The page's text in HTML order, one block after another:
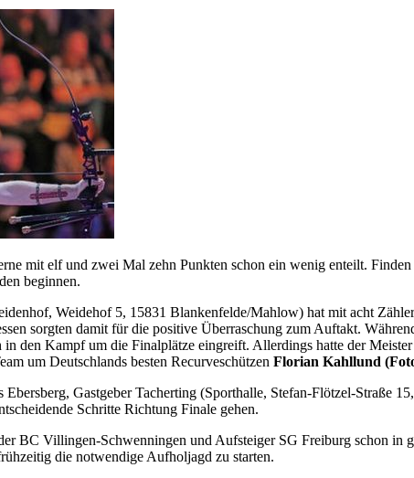
mit elf und zwei Mal zehn Punkten schon ein wenig enteilt.
beginnen.
Weidehof 5, 15831 Blankenfelde/Mahlow) hat mit acht
sorgten damit für die positive Überraschung zum Auftakt.
in den Kampf um die Finalplätze eingreift. Allerdings hatte der
um Deutschlands besten Recurveschützen Florian Kahllund
Ebersberg, Gastgeber Tacherting (Sporthalle, Stefan-Flötzel-Straße
Schritte Richtung Finale gehen.
BC Villingen-Schwenningen und Aufsteiger SG Freiburg schon
die notwendige Aufholjagd zu starten.